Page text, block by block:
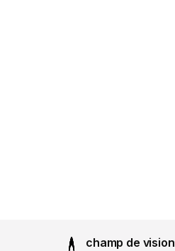
champ de vision